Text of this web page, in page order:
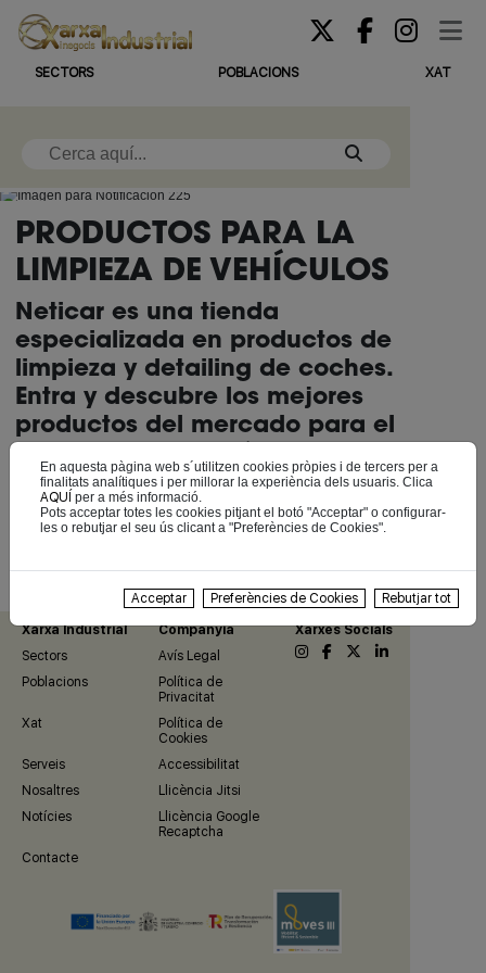
SECTORS POBLACIONS XAT
PRODUCTOS PARA LA
LIMPIEZA DE VEHÍCULOS
Neticar es una tienda
especializada en productos de
limpieza y detailing de coches.
Entra y descubre los mejores
productos del mercado para el
cuidado de su vehículo.
En aquesta pàgina web s´utilitzen cookies pròpies i de tercers per a
finalitats analítiques i per millorar la experiència dels usuaris. Clica
AQUÍ per a més informació.
Pots acceptar totes les cookies pitjant el botó "Acceptar" o configurar-
les o rebutjar el seu ús clicant a "Preferències de Cookies".
Acceptar Preferències de Cookies Rebutjar tot
Xarxa Industrial Companyia
Xarxes Socials
Sectors
Avís Legal
Poblacions
Política de
Privacitat
Xat
Política de
Cookies
Serveis
Accessibilitat
Nosaltres
Llicència Jitsi
Notícies
Llicència Google
Recaptcha
Contacte